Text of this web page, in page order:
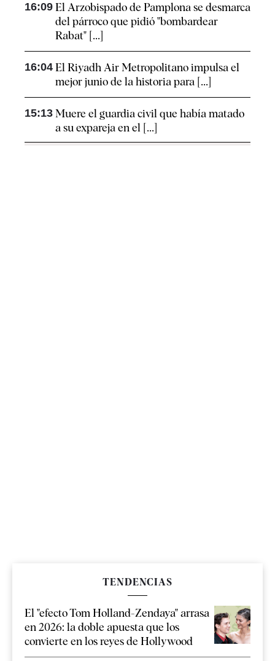
16:09 El Arzobispado de Pamplona se desmarca
del párroco que pidió "bombardear
Rabat" [...]
16:04 El Riyadh Air Metropolitano impulsa el
mejor junio de la historia para [...]
15:13 Muere el guardia civil que había matado
a su expareja en el [...]
TENDENCIAS
El "efecto Tom Holland-Zendaya" arrasa
en 2026: la doble apuesta que los
convierte en los reyes de Hollywood